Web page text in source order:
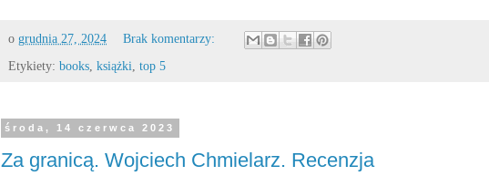
o grudnia 27, 2024
Brak komentarzy:
Etykiety: books książki top 5
środa, 14 czerwca 2023
Za granicą. Wojciech Chmielarz. Recenzja